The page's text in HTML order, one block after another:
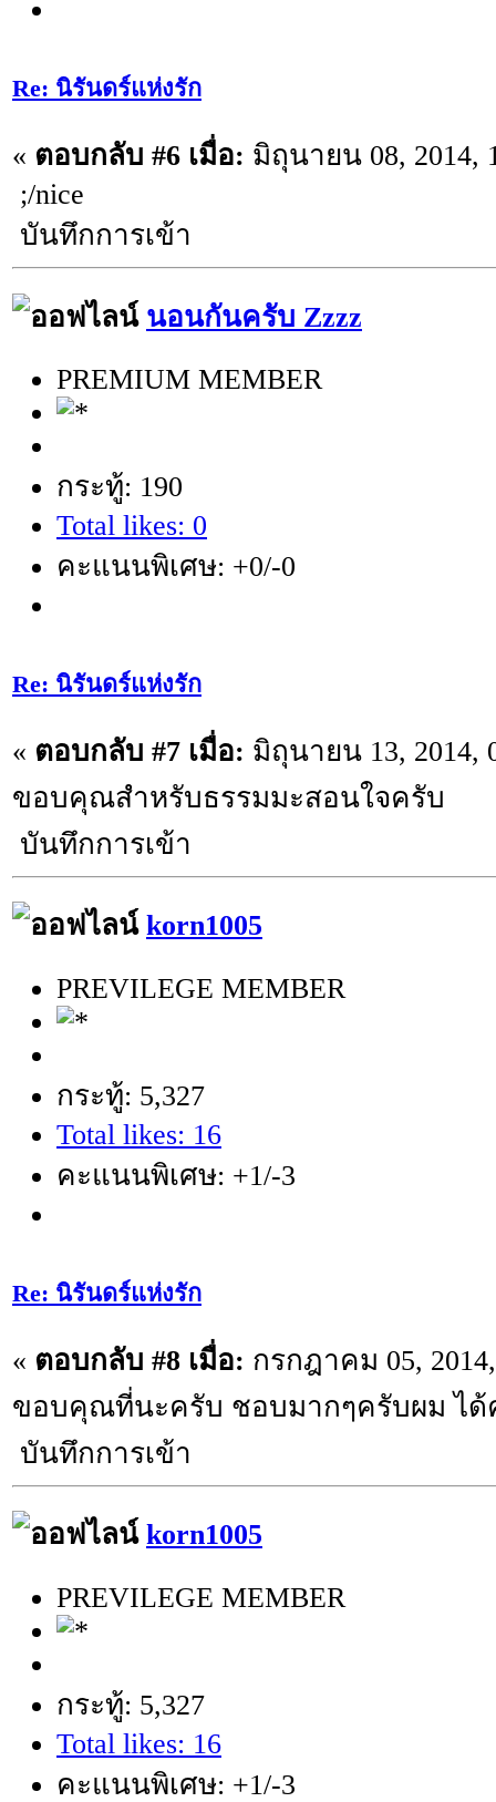
Re: นิรันดร์แห่งรัก
« ตอบกลับ #6 เมื่อ: มิถุนายน 08, 2014,
;/nice
บันทึกการเข้า
นอนกันครับ Zzzz
PREMIUM MEMBER
กระทู้: 190
Total likes: 0
คะแนนพิเศษ: +0/-0
Re: นิรันดร์แห่งรัก
« ตอบกลับ #7 เมื่อ: มิถุนายน 13, 2014,
ขอบคุณสำหรับธรรมมะสอนใจครับ
บันทึกการเข้า
korn1005
PREVILEGE MEMBER
กระทู้: 5,327
Total likes: 16
คะแนนพิเศษ: +1/-3
Re: นิรันดร์แห่งรัก
« ตอบกลับ #8 เมื่อ: กรกฎาคม 05,
ขอบคุณที่นะครับ ชอบมากๆครับผม ได้
บันทึกการเข้า
korn1005
PREVILEGE MEMBER
กระทู้: 5,327
Total likes: 16
คะแนนพิเศษ: +1/-3